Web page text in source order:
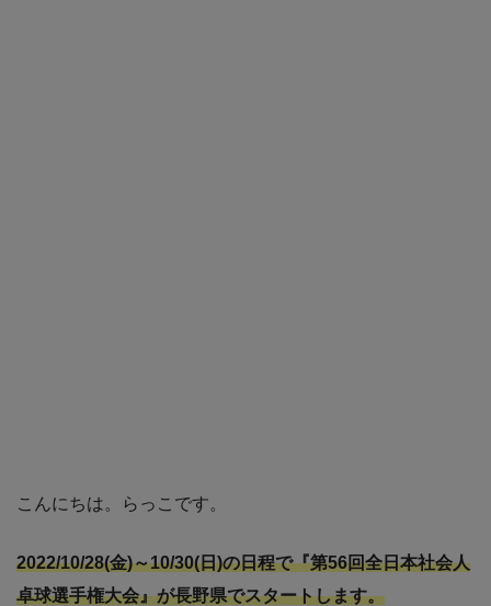
こんにちは。らっこです。
2022/10/28(金)～10/30(日)の日程で『第56回全日本社会人
卓球選手権大会』が長野県でスタートします。